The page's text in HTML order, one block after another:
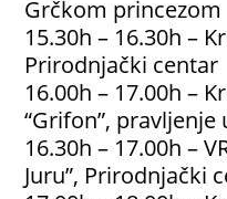
Grčkom princezom
15.30h – 16.30h –
Prirodnjački centar
16.00h – 17.00h –
“Grifon”,
16.30h – 17.00h –
Juru”, Prirodnjački